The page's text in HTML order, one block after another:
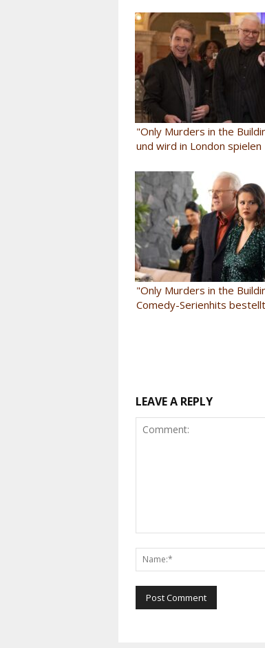
"Only Murders in the
und wird in London spielen
"Only Murders in the
Comedy-Serienhits bestellt
LEAVE A REPLY